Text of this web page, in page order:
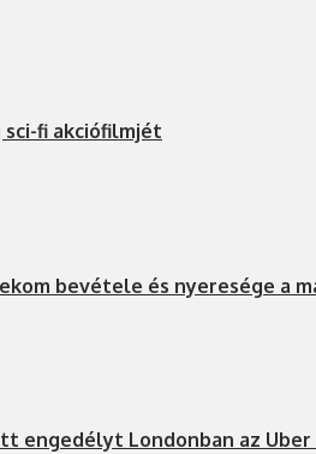
fi akciófilmjét
bevétele és nyeresége a
engedélyt Londonban az Uber